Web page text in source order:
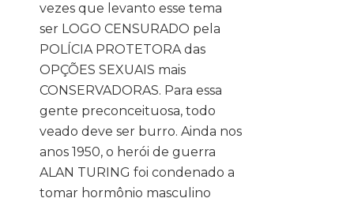
vezes que levanto esse tema
ser LOGO CENSURADO pela
POLÍCIA PROTETORA das
OPÇÕES SEXUAIS mais
CONSERVADORAS. Para essa
gente preconceituosa, todo
veado deve ser burro. Ainda nos
anos 1950, o herói de guerra
ALAN TURING foi condenado a
tomar hormônio masculino